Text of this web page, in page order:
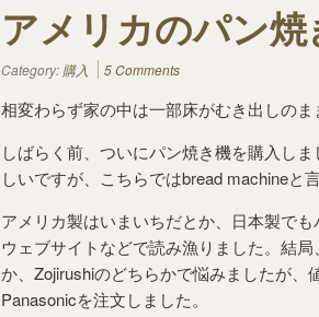
アメリカのパン焼
Category: 購入 5 Comments
相変わらず家の中は一部床がむき出しのま
しばらく前、ついにパン焼き機を購入し
しいですが、こちらではbread machineと
アメリカ製はいまいちだとか、日本製で
ウェブサイトなどで読み漁りました。結
か、Zojirushiのどちらかで悩みましたが、
Panasonicを注文しました。